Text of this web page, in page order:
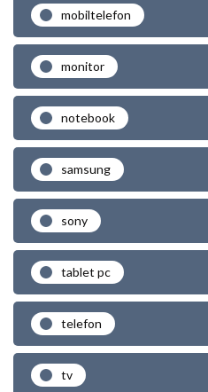
mobiltelefon
monitor
notebook
samsung
sony
tablet pc
telefon
tv